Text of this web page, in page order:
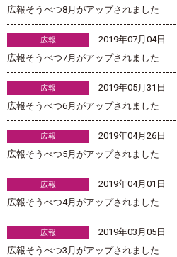
広報そうべつ8月がアップされました
広報
2019年07月04日
広報そうべつ7月がアップされました
広報
2019年05月31日
広報そうべつ6月がアップされました
広報
2019年04月26日
広報そうべつ5月がアップされました
広報
2019年04月01日
広報そうべつ4月がアップされました
広報
2019年03月05日
広報そうべつ3月がアップされました